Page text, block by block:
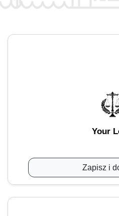
Your
Zapisz i